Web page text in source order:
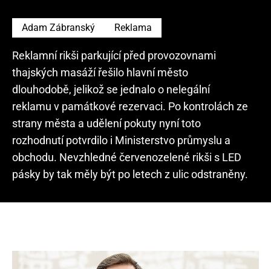
Adam Zábranský Reklama
Reklamní rikši parkující před provozovnami
thajských masáží řešilo hlavní město
dlouhodobě, jelikož se jednalo o nelegální
reklamu v památkové rezervaci. Po kontrolách ze
strany města a udělení pokuty nyní toto
rozhodnutí potvrdilo i Ministerstvo průmyslu a
obchodu. Nevzhledné červenozelené rikši s LED
pásky by tak měly být po letech z ulic odstraněny.